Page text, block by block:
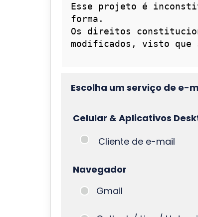
Escolha um serviço de e-
Celular & Aplicativos
Cliente de e-mail
Navegador
Gmail